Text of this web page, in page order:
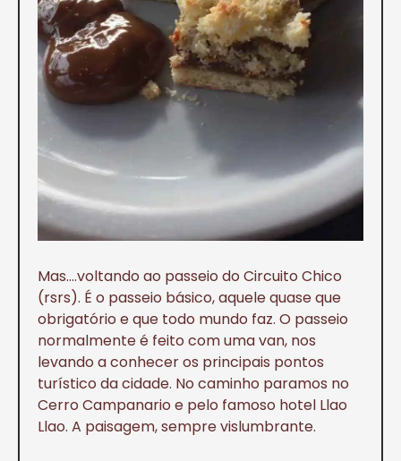
Mas….voltando ao passeio do Circuito Chico
(rsrs). É o passeio básico, aquele quase que
obrigatório e que todo mundo faz. O passeio
normalmente é feito com uma van, nos
levando a conhecer os principais pontos
turístico da cidade. No caminho paramos no
Cerro Campanario e pelo famoso hotel Llao
Llao. A paisagem, sempre vislumbrante.